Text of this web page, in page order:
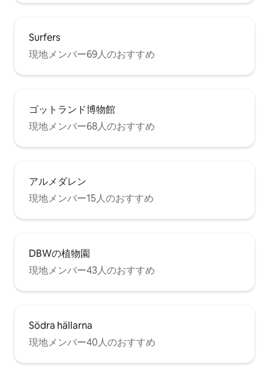
Surfers
現地メンバー69人のおすすめ
ゴットランド博物館
現地メンバー68人のおすすめ
アルメダレン
現地メンバー15人のおすすめ
DBWの植物園
現地メンバー43人のおすすめ
Södra hällarna
現地メンバー40人のおすすめ